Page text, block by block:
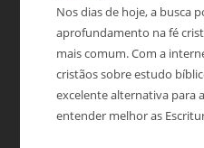
Nos dias de hoje, a busca
aprofundamento na fé
mais comum. Com a
cristãos sobre estudo
excelente alternativa para
entender melhor as